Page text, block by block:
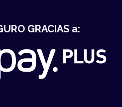
GRACIAS a: